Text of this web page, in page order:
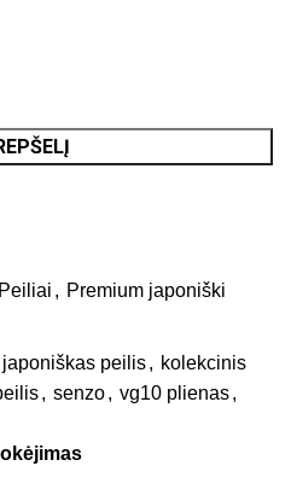
Peiliai , Premium japoniški
japoniškas peilis, kolekcinis
, senzo, vg10 plienas,